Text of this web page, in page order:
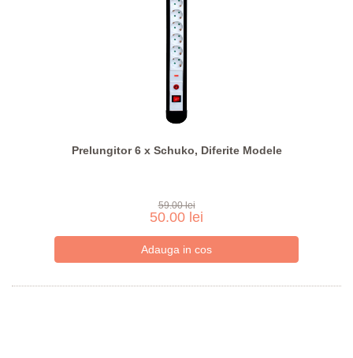
Prelungitor 6 x Schuko, Diferite Modele
59.00 lei
50.00 lei